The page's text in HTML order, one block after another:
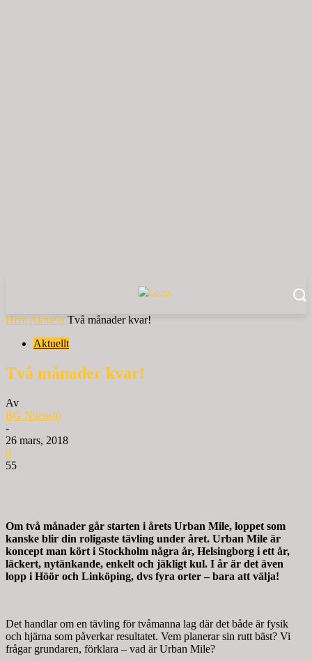
Hem Aktuellt Två månader kvar!
Aktuellt
Två månader kvar!
Av
BG Nilensjö
-
26 mars, 2018
0
55
Om två månader går starten i årets Urban Mile, loppet som
kanske blir din roligaste tävling under året. Urban Mile är
koncept man kört i Stockholm några år, Helsingborg i ett år,
läckert, nytänkande, enkelt och jäkligt kul. I år är det även
lopp i Höör och Linköping, dvs fyra orter – bara att välja!
Det handlar om en tävling för tvåmanna lag där det både är fysik
och hjärna som påverkar resultatet. Vem planerar sin rutt bäst? Vi
frågar grundaren, förklara – vad är Urban Mile?